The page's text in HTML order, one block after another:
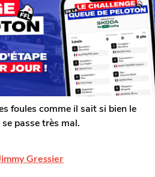
foules comme il sait si bien le
se passe très mal.
Gressier